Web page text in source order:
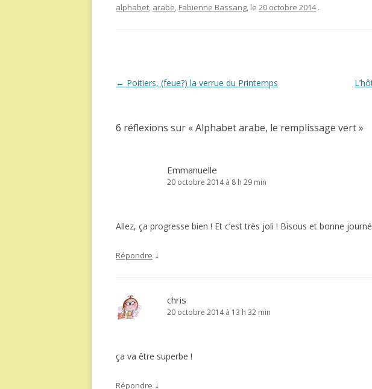
alphabet, arabe, Fabienne Bassang, le 20 octobre 2014 .
Navigation
← Poitiers, (feue?) la verrue du Printemps
6 réflexions sur «Alphabet arabe, le remplissage vert»
Emmanuelle
20 octobre 2014 à 8 h 29 min
Allez, ça progresse bien ! Et c’est très joli ! Bisous et bonne
Répondre ↓
chris
20 octobre 2014 à 13 h 32 min
ça va être superbe !
Répondre ↓